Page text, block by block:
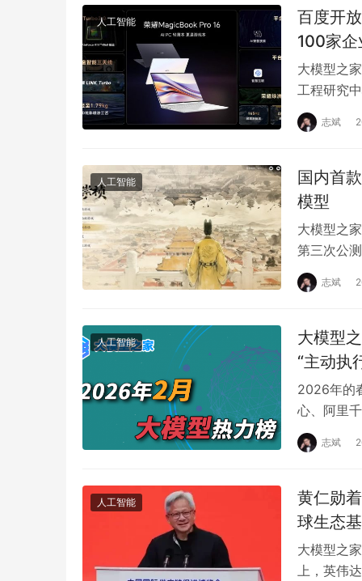
人工智能
百度开
100家
大模型之
工程研究
发者大会
志斌
人工智能
国内首
模型
大模型之
第三次公
到78.3%
志斌
人工智能
大模型
“主动执
2026年的
心、阿里
级的“红
志斌
人工智能
黄仁勋
球生态
大模型之
上，英伟